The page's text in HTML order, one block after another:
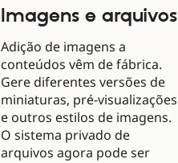
Imagens e arquivos
Adição de imagens a
conteúdos vêm de fábrica.
Gere diferentes versões de
miniaturas, pré-visualizações
e outros estilos de imagens.
O sistema privado de
arquivos agora pode ser